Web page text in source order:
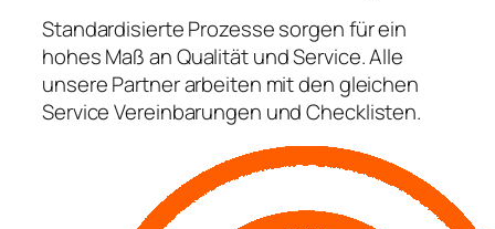
Standardisierte Prozesse sorgen für ein
hohes Maß an Qualität und Service. Alle
unsere Partner arbeiten mit den gleichen
Service Vereinbarungen und Checklisten.